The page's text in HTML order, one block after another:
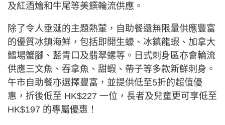
及紅酒燴和牛尾等美饌輪流供應。
除了令人垂涎的主題熱葷，自助餐還無限量供應豐富
的優質冰鎮海鮮，包括即開生蠔、冰鎮龍蝦、加拿大
鱈場蟹腳、藍青口及翡翠螺等。日式刺身區亦會輪流
供應三文魚、吞拿魚、甜蝦、帶子等多款新鮮刺身。
午市自助餐亦選擇豐富，並提供低至5折的超值優
惠，折後低至 HK$227 一位，長者及兒童更可享低至
HK$197 的專屬優惠！